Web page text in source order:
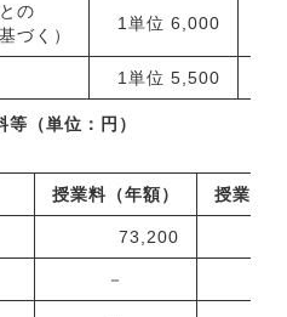
の
づく）
1単位 6,000
1単位 5,500
（単位：円）
授業料（年額） 授業料
73,200
－